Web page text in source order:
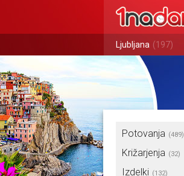
Ljubljana (197)
Potovanja (489)
Križarjenja (32)
Izdelki (132)